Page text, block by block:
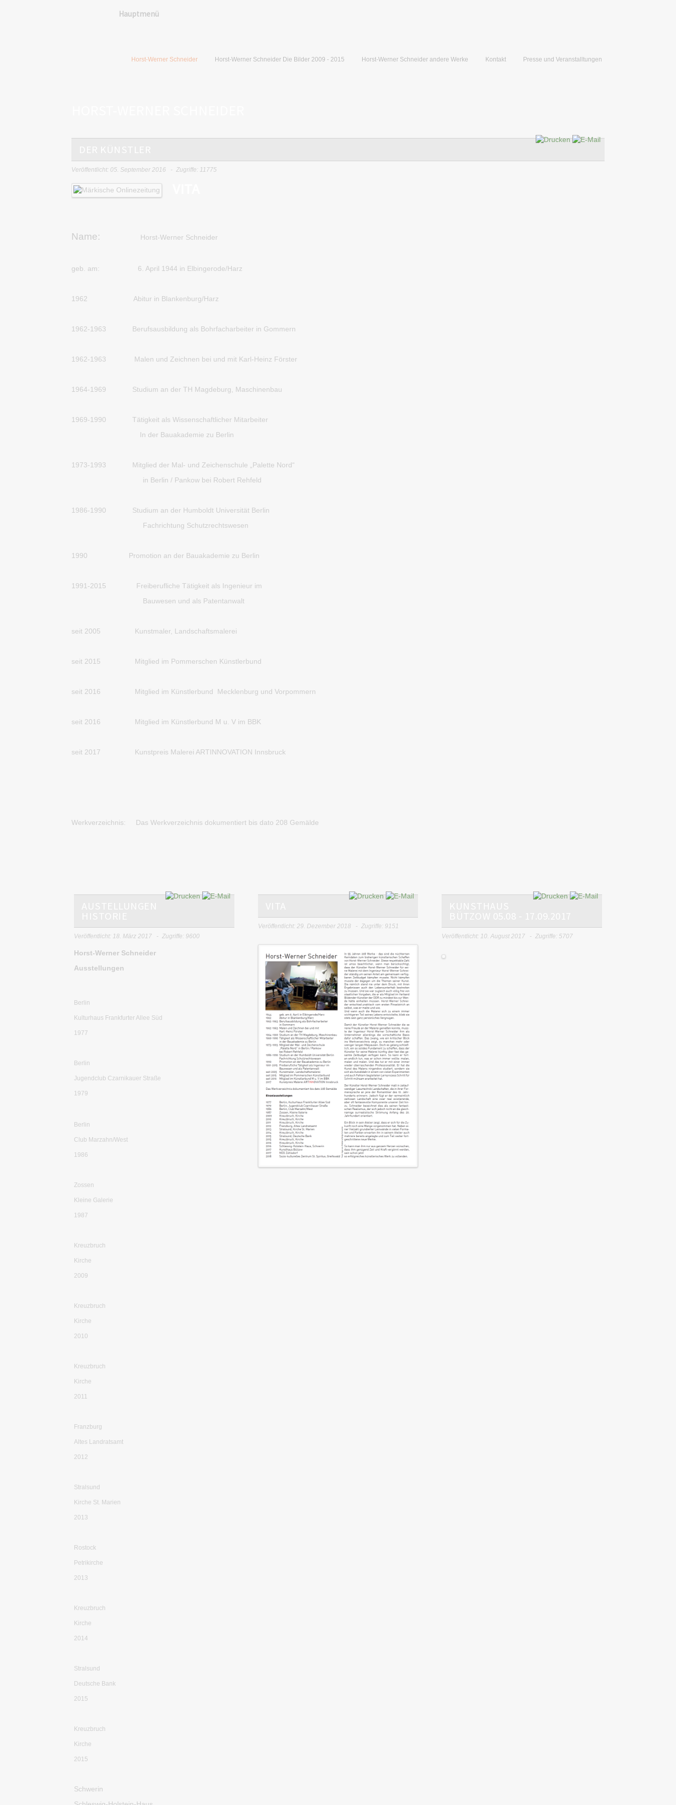
Hauptmenü
Horst-Werner Schneider Horst-Werner Schneider Die Bilder 2009 - 2015 Horst-Werner Schneider andere Werke Kontakt Presse und Veranstalltungen
Veröffentlicht: 05. September 2016 Zugriffe: 11775
Name: Horst-Werner Schneider
geb. am: 6. April 1944 in Elbingerode/Harz
1962 Abitur in Blankenburg/Harz
1962-1963 Berufsausbildung als Bohrfacharbeiter in Gommern
1962-1963 Malen und Zeichnen bei und mit Karl-Heinz Förster
1964-1969 Studium an der TH Magdeburg, Maschinenbau
1969-1990
Tätigkeit als Wissenschaftlicher Mitarbeiter
In der Bauakademie zu Berlin
1973-1993
Mitglied der Mal- und Zeichenschule „Palette Nord“
in Berlin / Pankow bei Robert Rehfeld
1986-1990
Studium an der Humboldt Universität Berlin
Fachrichtung Schutzrechtswesen
1990 Promotion an der Bauakademie zu Berlin
1991-2015
Freiberufliche Tätigkeit als Ingenieur im
Bauwesen und als Patentanwalt
seit 2005 Kunstmaler, Landschaftsmalerei
seit 2015 Mitglied im Pommerschen Künstlerbund
seit 2016 Mitglied im Künstlerbund Mecklenburg und Vorpommern
seit 2016 Mitglied im Künstlerbund M u. V im BBK
seit 2017 Kunstpreis Malerei ARTINNOVATION Innsbruck
Werkverzeichnis: Das Werkverzeichnis dokumentiert bis dato 208 Gemälde
Veröffentlicht: 18. März 2017 Zugriffe: 9600
Horst-Werner Schneider
Ausstellungen
Berlin
Kulturhaus Frankfurter Allee Süd
1977
Berlin
Jugendclub Czarnikauer Straße
1979
Berlin
Club Marzahn/West
1986
Zossen
Kleine Galerie
1987
Kreuzbruch
Kirche
2009
Kreuzbruch
Kirche
2010
Kreuzbruch
Kirche
2011
Franzburg
Altes Landratsamt
2012
Stralsund
Kirche St. Marien
2013
Rostock
Petrikirche
2013
Kreuzbruch
Kirche
2014
Stralsund
Deutsche Bank
2015
Kreuzbruch
Kirche
2015
Schwerin
Veröffentlicht: 29. Dezember 2018 Zugriffe: 9151
Veröffentlicht: 10. August 2017 Zugriffe: 5707